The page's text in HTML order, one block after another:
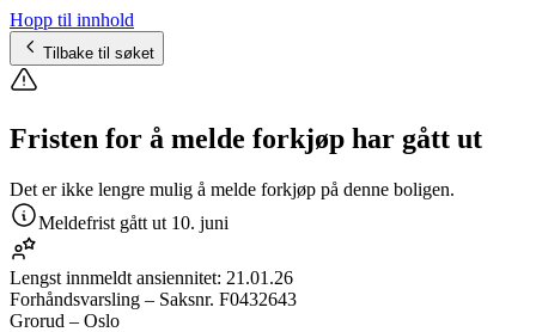
Hopp til innhold
Tilbake til søket
Fristen for å melde forkjøp har gått ut
Det er ikke lengre mulig å melde forkjøp på denne boligen.
Meldefrist gått ut 10. juni
Lengst innmeldt ansiennitet: 21.01.26
Forhåndsvarsling – Saksnr. F0432643
Grorud – Oslo